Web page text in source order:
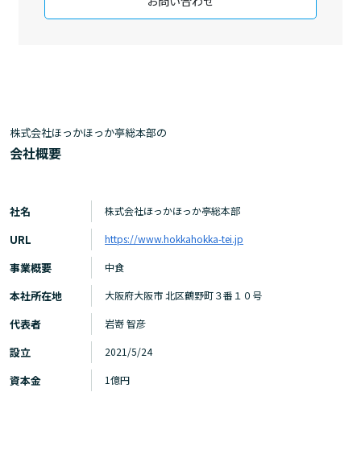
株式会社ほっかほっか亭総本部の
会社概要
社名 株式会社ほっかほっか亭総本部
URL https://www.hokkahokka-tei.jp
事業概要 中食
本社所在地 大阪府大阪市 北区鶴野町３番１０号
代表者 岩嵜 智彦
設立 2021/5/24
資本金 1億円